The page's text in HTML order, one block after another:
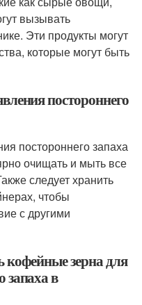
вызывать
Эти продукты могут
которые могут быть
постороннего
постороннего запаха
очищать и мыть все
следует хранить
чтобы
с другими
кофейные зерна для
запаха в